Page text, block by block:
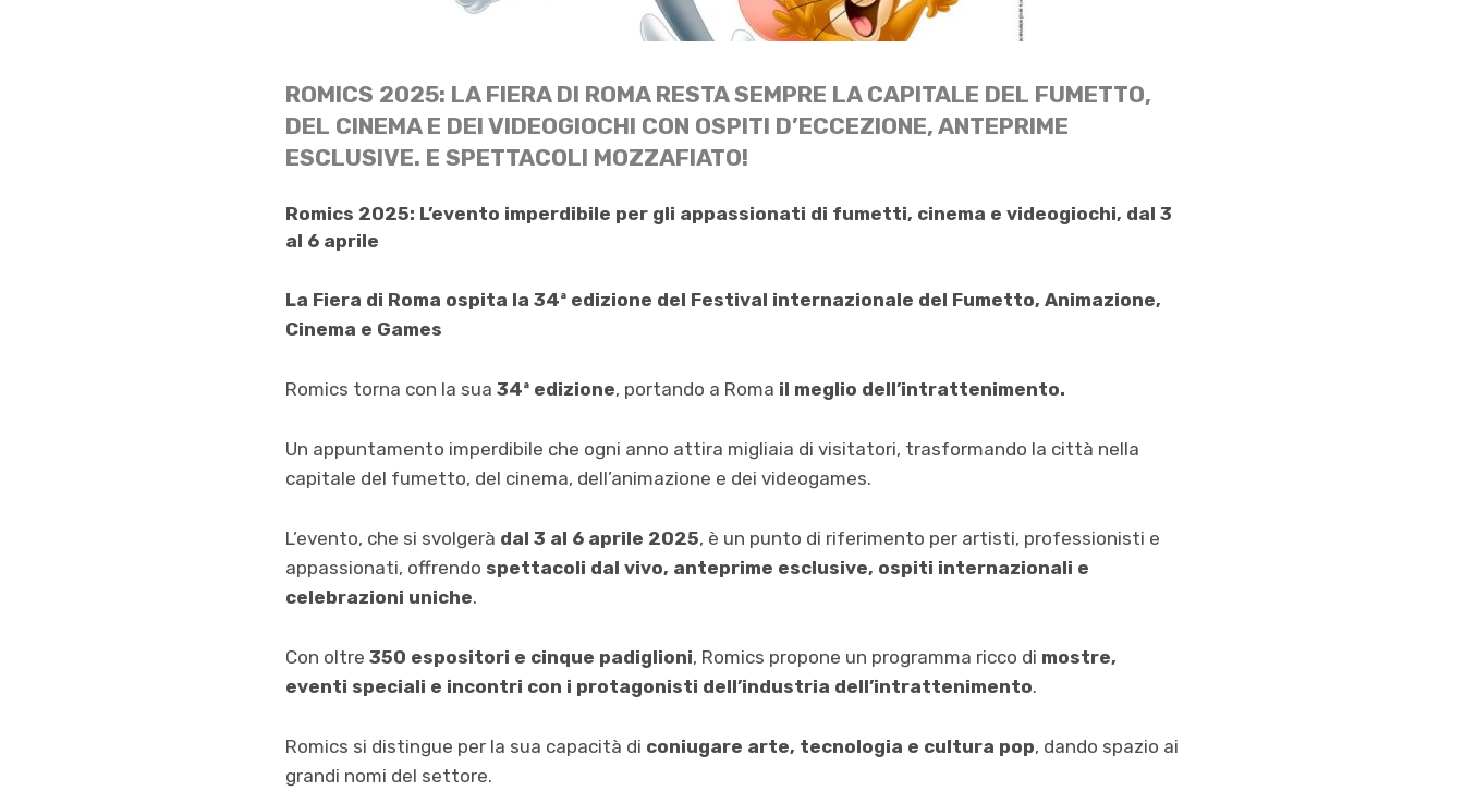
ROMICS 2025: LA FIERA DI ROMA RESTA SEMPRE LA CAPITALE DEL FUMETTO,
DEL CINEMA E DEI VIDEOGIOCHI CON OSPITI D’ECCEZIONE, ANTEPRIME
ESCLUSIVE. E SPETTACOLI MOZZAFIATO!
Romics 2025: L’evento imperdibile per gli appassionati di fumetti, cinema e videogiochi, dal 3
al 6 aprile
La Fiera di Roma ospita la 34ª edizione del Festival internazionale del Fumetto, Animazione,
Cinema e Games
Romics torna con la sua 34ª edizione, portando a Roma il meglio dell’intrattenimento.
Un appuntamento imperdibile che ogni anno attira migliaia di visitatori, trasformando la città nella
capitale del fumetto, del cinema, dell’animazione e dei videogames.
L’evento, che si svolgerà dal 3 al 6 aprile 2025, è un punto di riferimento per artisti, professionisti e
appassionati, offrendo spettacoli dal vivo, anteprime esclusive, ospiti internazionali e
celebrazioni uniche.
Con oltre 350 espositori e cinque padiglioni, Romics propone un programma ricco di mostre,
eventi speciali e incontri con i protagonisti dell’industria dell’intrattenimento.
Romics si distingue per la sua capacità di coniugare arte, tecnologia e cultura pop, dando spazio ai
grandi nomi del settore.